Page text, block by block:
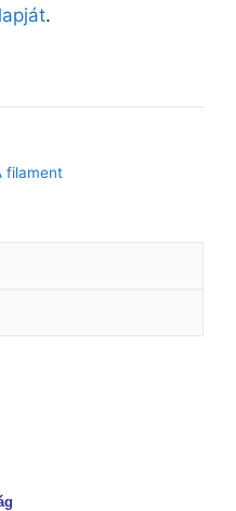
.
filament